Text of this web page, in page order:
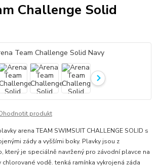
Challenge Solid
produkt
arena TEAM SWIMSUIT CHALLENGE SOLID s
zády a vyššími boky. Plavky jsou z
který je speciálně navržený pro závodní plavce na
vodě. tenká ramínka vykrojená záda